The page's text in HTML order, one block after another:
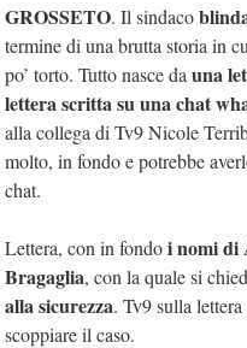
GROSSETO. Il sindaco
termine di una brutta storia in
po’ torto. Tutto nasce da una
lettera scritta su una chat
alla collega di Tv9 Nicole
molto, in fondo e potrebbe
chat.
Lettera, con in fondoi nomi di
Bragaglia, con la quale si
alla sicurezza. Tv9 sulla
scoppiare il caso.